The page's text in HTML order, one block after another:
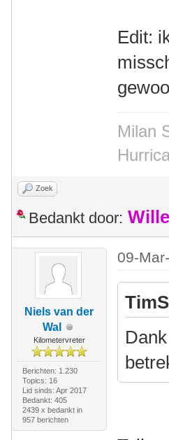
Edit:
Milan
Zoek
Bedankt door:
Niels van der
Wal
Kilometervreter
Berichten: 1.230
Topics: 16
Lid sinds: Apr 2017
Bedankt: 405
2439 x bedankt in
957 berichten
09-